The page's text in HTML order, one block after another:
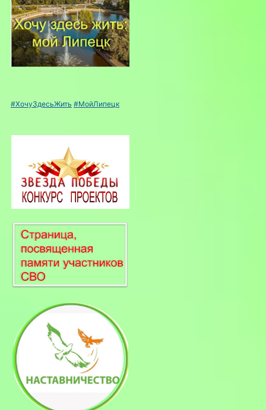
#ХочуЗдесьЖить #МойЛипецк